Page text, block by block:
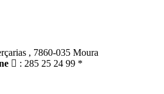
, 7860-035 Moura
: 285 25 24 99 *